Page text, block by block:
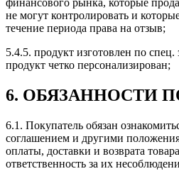
финансового рынка, которые
не могут контролировать и
течение периода права на отзыв;
5.4.5. продукт изготовлен по спец.
продукт четко персонализирован;
6. ОБЯЗАННОСТИ
6.1. Покупатель обязан
соглашением и другими
оплаты, доставки и возврата
ответственность за их